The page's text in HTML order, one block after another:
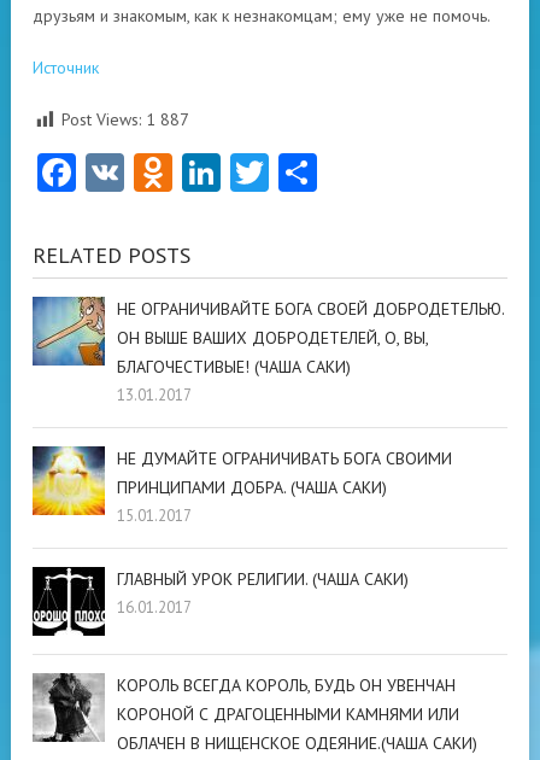
друзьям и знакомым, как к незнакомцам; ему уже не помочь.
Источник
Post Views: 1 887
Facebook
VK Odnoklassniki
LinkedIn
Twitter
RELATED POSTS
НЕ ОГРАНИЧИВАЙТЕ БОГА СВОЕЙ ДОБРОДЕТЕЛЬЮ.
ОН ВЫШЕ ВАШИХ ДОБРОДЕТЕЛЕЙ, О, ВЫ,
БЛАГОЧЕСТИВЫЕ! (ЧАША САКИ)
13.01.2017
НЕ ДУМАЙТЕ ОГРАНИЧИВАТЬ БОГА СВОИМИ
ПРИНЦИПАМИ ДОБРА. (ЧАША САКИ)
15.01.2017
ГЛАВНЫЙ УРОК РЕЛИГИИ. (ЧАША САКИ)
16.01.2017
КОРОЛЬ ВСЕГДА КОРОЛЬ, БУДЬ ОН УВЕНЧАН
КОРОНОЙ С ДРАГОЦЕННЫМИ КАМНЯМИ ИЛИ
ОБЛАЧЕН В НИЩЕНСКОЕ ОДЕЯНИЕ.(ЧАША САКИ)